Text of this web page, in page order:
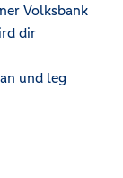
Volksbank
dir
und leg